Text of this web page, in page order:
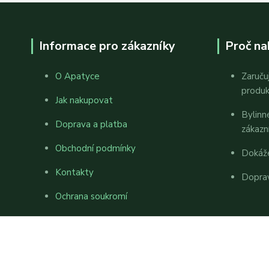
Informace pro zákazníky
O Apatyce
Jak nakupovat
Doprava a platba
Obchodní podmínky
Kontakty
Ochrana soukromí
Proč